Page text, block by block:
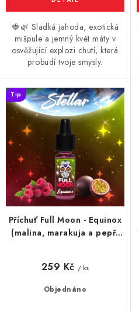
🍓🌿 Sladká jahoda, exotická
mišpule a jemný květ máty v
osvěžující explozi chutí, která
probudí tvoje smysly.
Příchuť Full Moon - Equinox
(malina, marakuja a pepř)
Tip
Objednáno
259 Kč / ks